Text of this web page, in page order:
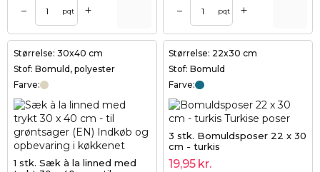
– pqt + – pqt +
Størrelse: 30x40 cm
Stof: Bomuld, polyester
Farve:
1 stk. Sæk à la linned med
Størrelse: 22x30 cm
Stof: Bomuld
Farve:
3 stk. Bomuldsposer 22 x 30
cm - turkis
19,95 kr.